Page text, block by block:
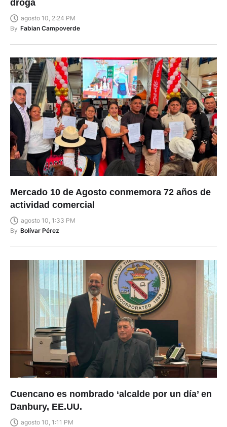
droga
agosto 10, 2:24 PM
By Fabian Campoverde
Mercado 10 de Agosto conmemora 72 años de
actividad comercial
agosto 10, 1:33 PM
By Bolívar Pérez
Cuencano es nombrado ‘alcalde por un día’ en
Danbury, EE.UU.
agosto 10, 1:11 PM